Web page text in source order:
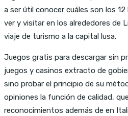
a ser útil conocer cuáles son los
ver y visitar en los alrededores de
viaje de turismo a la capital lusa.
Juegos gratis para descargar sin
juegos y casinos extracto de
sino probar el principio de su
opiniones la función de calidad,
reconocimientos además de en